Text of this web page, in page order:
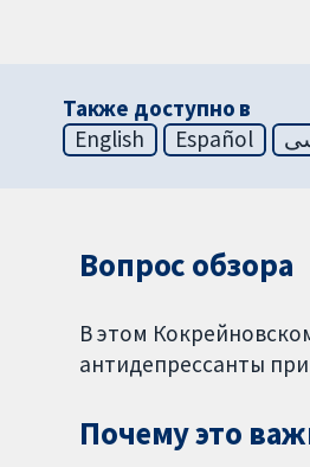
Также доступно в
English
Español
Вопрос обзора
В этом
антидепрессанты
Почему это